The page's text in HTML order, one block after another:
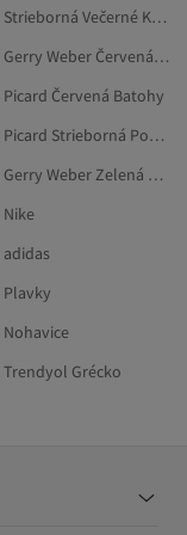
Strieborná Večerné Kabelky
Gerry Weber Červená Kabelky
Picard Červená Batohy
Picard Strieborná Portfóliové A Listové Kabelky
Gerry Weber Zelená Kabelky
Nike
adidas
Plavky
Nohavice
Trendyol Grécko